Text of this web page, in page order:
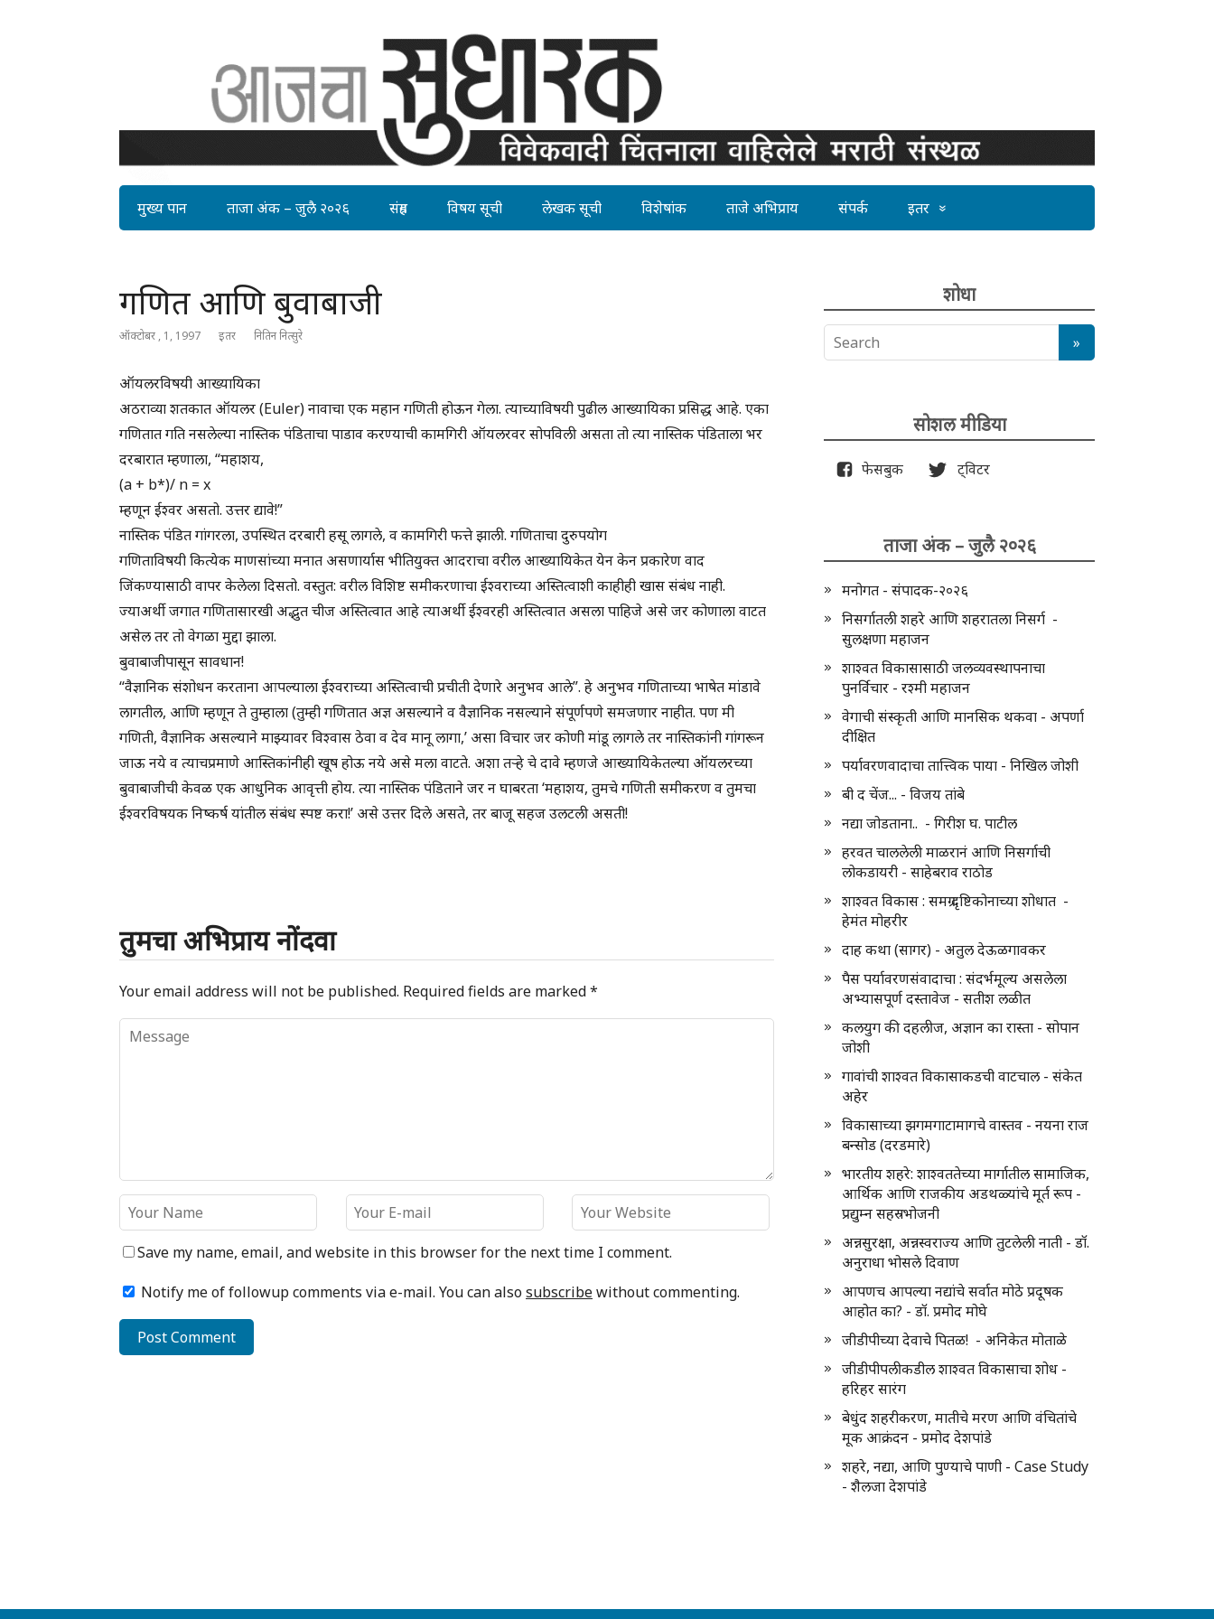
मुख्य पान ताजा अंक – जुलै २०२६ संग्रह विषय सूची लेखक सूची विशेषांक ताजे अभिप्राय संपर्क इतर
गणित आणि बुवाबाजी
ऑक्टोबर , 1, 1997 इतर नितिन नित्सुरे
ऑयलरविषयी आख्यायिका
अठराव्या शतकात ऑयलर (Euler) नावाचा एक महान गणिती होऊन गेला. त्याच्याविषयी पुढील आख्यायिका प्रसिद्ध आहे. एका
गणितात गति नसलेल्या नास्तिक पंडिताचा पाडाव करण्याची कामगिरी ऑयलरवर सोपविली असता तो त्या नास्तिक पंडिताला भर
दरबारात म्हणाला, “महाशय,
(a + b*)/ n = x
म्हणून ईश्वर असतो. उत्तर द्यावे!”
नास्तिक पंडित गांगरला, उपस्थित दरबारी हसू लागले, व कामगिरी फत्ते झाली. गणिताचा दुरुपयोग
गणिताविषयी कित्येक माणसांच्या मनात असणार्यास भीतियुक्त आदराचा वरील आख्यायिकेत येन केन प्रकारेण वाद
जिंकण्यासाठी वापर केलेला दिसतो. वस्तुत: वरील विशिष्ट समीकरणाचा ईश्वराच्या अस्तित्वाशी काहीही खास संबंध नाही.
ज्याअर्थी जगात गणितासारखी अद्भुत चीज अस्तित्वात आहे त्याअर्थी ईश्वरही अस्तित्वात असला पाहिजे असे जर कोणाला वाटत
असेल तर तो वेगळा मुद्दा झाला.
बुवाबाजीपासून सावधान!
“वैज्ञानिक संशोधन करताना आपल्याला ईश्वराच्या अस्तित्वाची प्रचीती देणारे अनुभव आले”. हे अनुभव गणिताच्या भाषेत मांडावे
लागतील, आणि म्हणून ते तुम्हाला (तुम्ही गणितात अज्ञ असल्याने व वैज्ञानिक नसल्याने संपूर्णपणे समजणार नाहीत. पण मी
गणिती, वैज्ञानिक असल्याने माझ्यावर विश्वास ठेवा व देव मानू लागा,’ असा विचार जर कोणी मांडू लागले तर नास्तिकांनी गांगरून
जाऊ नये व त्याचप्रमाणे आस्तिकांनीही खूष होऊ नये असे मला वाटते. अशा तऱ्हे चे दावे म्हणजे आख्यायिकेतल्या ऑयलरच्या
बुवाबाजीची केवळ एक आधुनिक आवृत्ती होय. त्या नास्तिक पंडिताने जर न घाबरता ‘महाशय, तुमचे गणिती समीकरण व तुमचा
ईश्वरविषयक निष्कर्ष यांतील संबंध स्पष्ट करा!’ असे उत्तर दिले असते, तर बाजू सहज उलटली असती!
तुमचा अभिप्राय नोंदवा
Your email address will not be published. Required fields are marked*
Save my name, email, and website in this browser for the next time I comment.
Notify me of followup comments via e-mail. You can alsosubscribewithout commenting.
शोधा
सोशल मीडिया
फेसबुक ट्विटर
ताजा अंक – जुलै २०२६
मनोगत - संपादक-२०२६
निसर्गातली शहरे आणि शहरातला निसर्ग -
सुलक्षणा महाजन
शाश्वत विकासासाठी जलव्यवस्थापनाचा
पुनर्विचार - रश्मी महाजन
वेगाची संस्कृती आणि मानसिक थकवा - अपर्णा
दीक्षित
पर्यावरणवादाचा तात्त्विक पाया - निखिल जोशी
बी द चेंज... - विजय तांबे
नद्या जोडताना.. - गिरीश घ. पाटील
हरवत चाललेली माळरानं आणि निसर्गाची
लोकडायरी - साहेबराव राठोड
शाश्वत विकास : समग्र दृष्टिकोनाच्या शोधात -
हेमंत मोहरीर
दाह कथा (सागर) - अतुल देऊळगावकर
पैस पर्यावरणसंवादाचा : संदर्भमूल्य असलेला
अभ्यासपूर्ण दस्तावेज - सतीश लळीत
कलयुग की दहलीज, अज्ञान का रास्ता - सोपान
जोशी
गावांची शाश्वत विकासाकडची वाटचाल - संकेत
अहेर
विकासाच्या झगमगाटामागचे वास्तव - नयना राज
बन्सोड (दरडमारे)
भारतीय शहरे: शाश्वततेच्या मार्गातील सामाजिक,
आर्थिक आणि राजकीय अडथळ्यांचे मूर्त रूप -
प्रद्युम्न सहस्रभोजनी
अन्नसुरक्षा, अन्नस्वराज्य आणि तुटलेली नाती - डॉ.
अनुराधा भोसले दिवाण
आपणच आपल्या नद्यांचे सर्वात मोठे प्रदूषक
आहोत का? - डॉ. प्रमोद मोघे
जीडीपीच्या देवाचे पितळ! - अनिकेत मोताळे
जीडीपीपलीकडील शाश्वत विकासाचा शोध -
हरिहर सारंग
बेधुंद शहरीकरण, मातीचे मरण आणि वंचितांचे
मूक आक्रंदन - प्रमोद देशपांडे
शहरे, नद्या, आणि पुण्याचे पाणी - Case Study
- शैलजा देशपांडे